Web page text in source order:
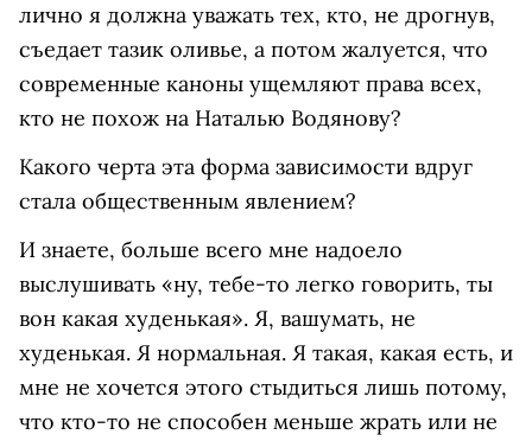
лично я должна уважать тех, кто, не дрогнув,
съедает тазик оливье, а потом жалуется, что
современные каноны ущемляют права всех,
кто не похож на Наталью Водянову?
Какого черта эта форма зависимости вдруг
стала общественным явлением?
И знаете, больше всего мне надоело
выслушивать «ну, тебе-то легко говорить, ты
вон какая худенькая». Я, вашумать, не
худенькая. Я нормальная. Я такая, какая есть, и
мне не хочется этого стыдиться лишь потому,
что кто-то не способен меньше жрать или не